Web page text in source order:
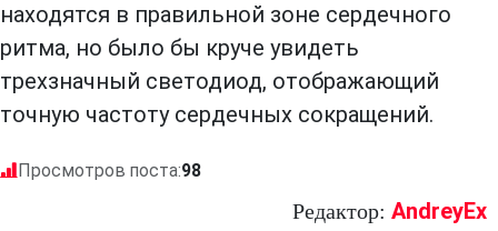
находятся в правильной зоне сердечного
ритма, но было бы круче увидеть
трехзначный светодиод, отображающий
точную частоту сердечных сокращений.
Просмотров поста:98
Редактор: AndreyEx